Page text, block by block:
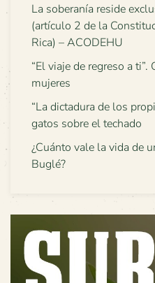
La soberanía reside
(artículo 2 de la
Rica) – ACODEHU
“El viaje de regreso a ti”.
mujeres
“La dictadura de los
gatos sobre el techado
¿Cuánto vale la vida de
Buglé?